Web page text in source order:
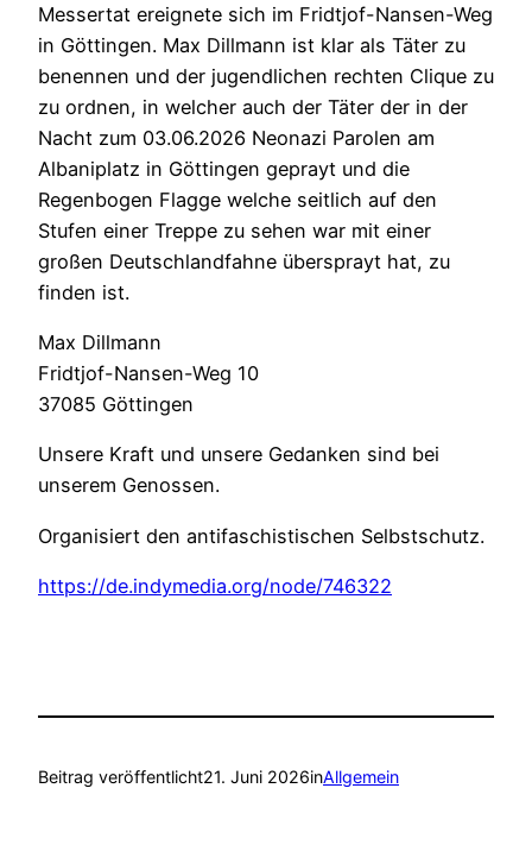
Messertat ereignete sich im Fridtjof-Nansen-Weg
in Göttingen. Max Dillmann ist klar als Täter zu
benennen und der jugendlichen rechten Clique zu
zu ordnen, in welcher auch der Täter der in der
Nacht zum 03.06.2026 Neonazi Parolen am
Albaniplatz in Göttingen geprayt und die
Regenbogen Flagge welche seitlich auf den
Stufen einer Treppe zu sehen war mit einer
großen Deutschlandfahne übersprayt hat, zu
finden ist.
Max Dillmann
Fridtjof-Nansen-Weg 10
37085 Göttingen
Unsere Kraft und unsere Gedanken sind bei
unserem Genossen.
Organisiert den antifaschistischen Selbstschutz.
https://de.indymedia.org/node/746322
Beitrag veröffentlicht21. Juni 2026inAllgemein